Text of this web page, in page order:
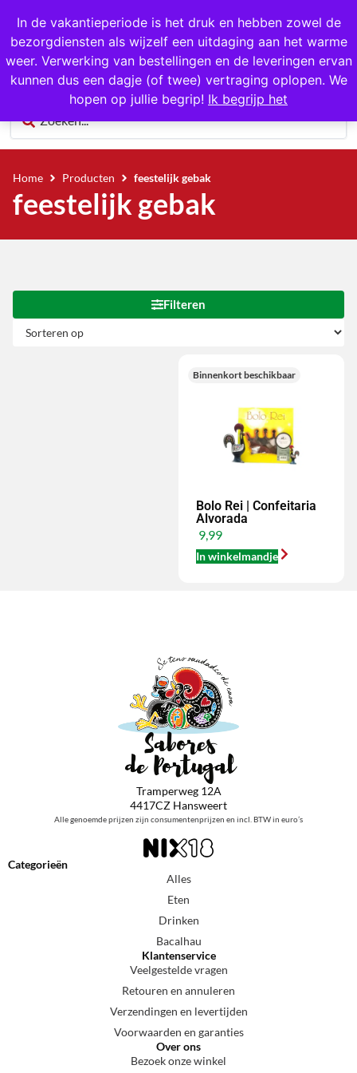
In de vakantieperiode is het druk en hebben zowel de
bezorgdiensten als wijzelf een uitdaging aan het warme
weer. Verwerking van bestellingen en de leveringen ervan
kunnen dus een dagje (of twee) vertraging oplopen. We
hopen op jullie begrip! Ik begrijp het
1000+ producten op voorraad
0
Home Producten feestelijk gebak
feestelijk gebak
Filteren
Binnenkort beschikbaar
Bolo Rei | Confeitaria
Alvorada
9,99
In winkelmandje
Tramperweg 12A
4417CZ Hansweert
Alle genoemde prijzen zijn consumentenprijzen en incl. BTW in euro’s
Categorieën
Alles
Eten
Drinken
Bacalhau
Klantenservice
Veelgestelde vragen
Retouren en annuleren
Verzendingen en levertijden
Voorwaarden en garanties
Over ons
Bezoek onze winkel